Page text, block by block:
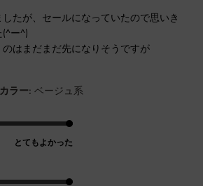
たが、セールになっていたので思いき
ー^)
はまだまだ先になりそうですが
カラー: ベージュ系
とてもよかった